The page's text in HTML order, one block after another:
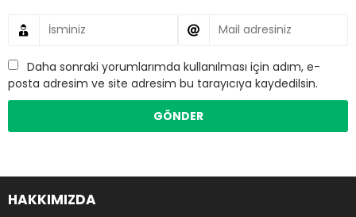
Daha sonraki yorumlarımda kullanılması için adım, e-
posta adresim ve site adresim bu tarayıcıya kaydedilsin.
HAKKIMIZDA